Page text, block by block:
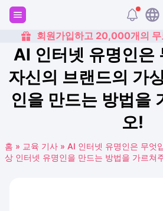
회원가입하고 20,000개의 무
AI 인터넷 유명인은
자신의 브랜드의 가
인을 만드는 방법을
오!
홈 » 교육 기사 » AI 인터넷 유명인은 무엇
상 인터넷 유명인을 만드는 방법을 가르쳐